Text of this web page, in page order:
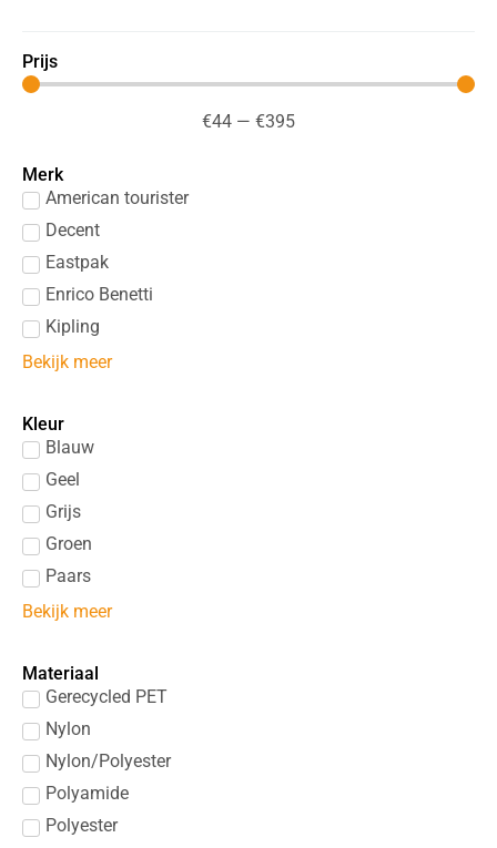
Prijs
€44 — €395
Merk
American tourister
Decent
Eastpak
Enrico Benetti
Kipling
Bekijk meer
Kleur
Blauw
Geel
Grijs
Groen
Paars
Bekijk meer
Materiaal
Gerecycled PET
Nylon
Nylon/Polyester
Polyamide
Polyester